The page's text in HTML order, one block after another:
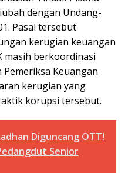
dengan Undang-
Pasal tersebut
kerugian keuangan
masih berkoordinasi
Keuangan
kerugian yang
korupsi tersebut.
Diguncang OTT!
Senior